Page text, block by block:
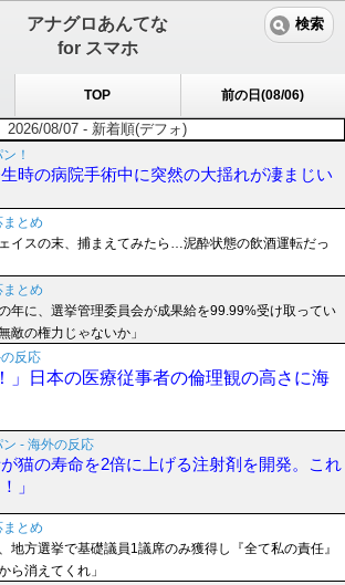
アナグロあんてな
for スマホ
検索
TOP 前の日(08/06)
2026/08/07 - 新着順(デフォ)
！
時の病院手術中に突然の大揺れが凄まじい
とめ
イスの末、捕まえてみたら…泥酔状態の飲酒運転だっ
とめ
年に、選挙管理委員会が成果給を99.99%受け取ってい
の権力じゃないか」
反応
」日本の医療従事者の倫理観の高さに海
- 海外の反応
猫の寿命を2倍に上げる注射剤を開発。これ
」
とめ
地方選挙で基礎議員1議席のみ獲得し『全て私の責任』
ら消えてくれ」